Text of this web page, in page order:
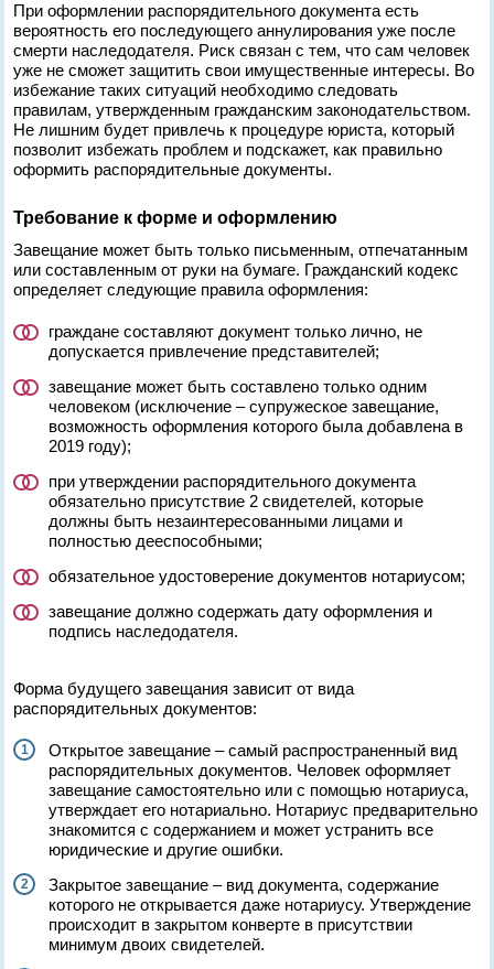
При оформлении распорядительного документа есть
вероятность его последующего аннулирования уже после
смерти наследодателя. Риск связан с тем, что сам человек
уже не сможет защитить свои имущественные интересы. Во
избежание таких ситуаций необходимо следовать
правилам, утвержденным гражданским законодательством.
Не лишним будет привлечь к процедуре юриста, который
позволит избежать проблем и подскажет, как правильно
оформить распорядительные документы.
Требование к форме и оформлению
Завещание может быть только письменным, отпечатанным
или составленным от руки на бумаге. Гражданский кодекс
определяет следующие правила оформления:
граждане составляют документ только лично, не
допускается привлечение представителей;
завещание может быть составлено только одним
человеком (исключение – супружеское завещание,
возможность оформления которого была добавлена в
2019 году);
при утверждении распорядительного документа
обязательно присутствие 2 свидетелей, которые
должны быть незаинтересованными лицами и
полностью дееспособными;
обязательное удостоверение документов нотариусом;
завещание должно содержать дату оформления и
подпись наследодателя.
Форма будущего завещания зависит от вида
распорядительных документов:
Открытое завещание – самый распространенный вид
распорядительных документов. Человек оформляет
завещание самостоятельно или с помощью нотариуса,
утверждает его нотариально. Нотариус предварительно
знакомится с содержанием и может устранить все
юридические и другие ошибки.
Закрытое завещание – вид документа, содержание
которого не открывается даже нотариусу. Утверждение
происходит в закрытом конверте в присутствии
минимум двоих свидетелей.